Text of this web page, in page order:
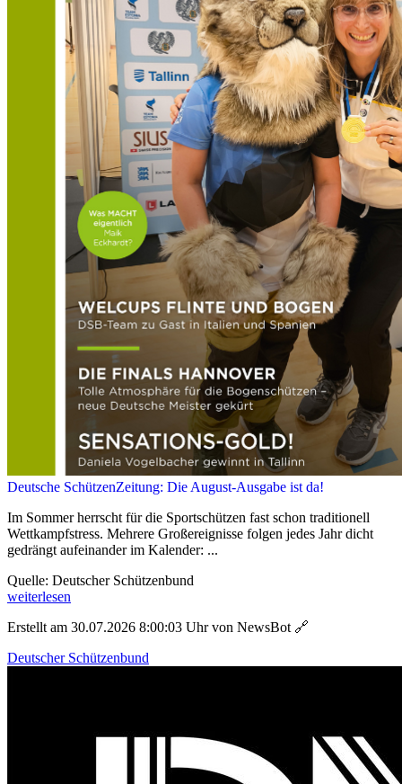
Deutsche SchützenZeitung: Die August-Ausgabe ist da!
Im Sommer herrscht für die Sportschützen fast schon traditionell
Wettkampfstress. Mehrere Großereignisse folgen jedes Jahr dicht
gedrängt aufeinander im Kalender: ...
Quelle: Deutscher Schützenbund
weiterlesen
Erstellt am 30.07.2026 8:00:03 Uhr von NewsBot 🔗
Deutscher Schützenbund